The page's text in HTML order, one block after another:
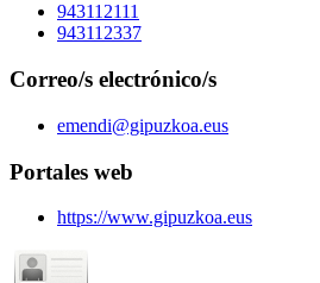
943112111
943112337
Correo/s electrónico/s
emendi@gipuzkoa.eus
Portales web
https://www.gipuzkoa.eus